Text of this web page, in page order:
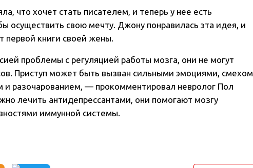
что хочет стать писателем, и теперь у нее есть
осуществить свою мечту. Джону понравилась эта идея, и
первой книги своей жены.
проблемы с регуляцией работы мозга, они не могут
Приступ может быть вызван сильными эмоциями, смехом
и разочарованием, — прокомментировал невролог Пол
лечить антидепрессантами, они помогают мозгу
иммунной системы.